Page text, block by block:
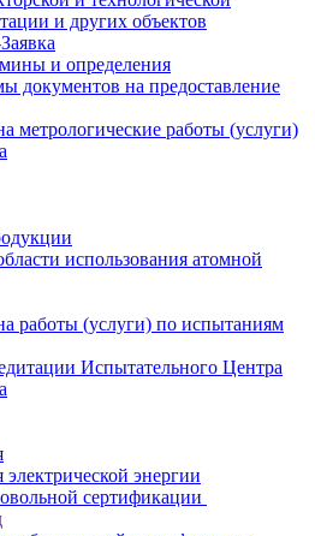
и других объектов
и определения
документов на предоставление
метрологические работы (услуги)
использования атомной
работы (услуги) по испытаниям
Испытательного Центра
энергии
сертификации